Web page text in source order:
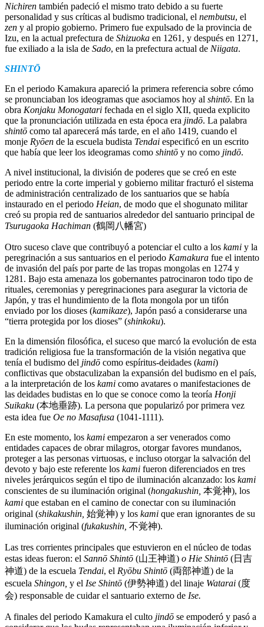
Nichiren también padeció el mismo trato debido a su fuerte
personalidad y sus críticas al budismo tradicional, el nembutsu, el
zen y al propio gobierno. Primero fue expulsado de la provincia de
Izu, en la actual prefectura de Shizuoka en 1261, y después en 1271,
fue exiliado a la isla de Sado, en la prefectura actual de Niigata.
SHINTŌ
En el periodo Kamakura apareció la primera referencia sobre cómo
se pronunciaban los ideogramas que asociamos hoy al shintō. En la
obra Konjaku Monogatari fechada en el siglo XII, queda explicito
que la pronunciación utilizada en esta época era jindō. La palabra
shintō como tal aparecerá más tarde, en el año 1419, cuando el
monje Ryōen de la escuela budista Tendai especificó en un escrito
que había que leer los ideogramas como shintō y no como jindō.
A nivel institucional, la división de poderes que se creó en este
periodo entre la corte imperial y gobierno militar fracturó el sistema
de administración centralizado de los santuarios que se había
instaurado en el periodo Heian, de modo que el shogunato militar
creó su propia red de santuarios alrededor del santuario principal de
Tsurugaoka Hachiman (鶴岡八幡宮)
Otro suceso clave que contribuyó a potenciar el culto a los kami y la
peregrinación a sus santuarios en el periodo Kamakura fue el intento
de invasión del país por parte de las tropas mongolas en 1274 y
1281. Bajo esta amenaza los gobernantes patrocinaron todo tipo de
rituales, ceremonias y peregrinaciones para asegurar la victoria de
Japón, y tras el hundimiento de la flota mongola por un tifón
enviado por los dioses (kamikaze), Japón pasó a considerarse una
“tierra protegida por los dioses” (shinkoku).
En la dimensión filosófica, el suceso que marcó la evolución de esta
tradición religiosa fue la transformación de la visión negativa que
tenía el budismo del jindō como espíritus-deidades (kami)
conflictivas que obstaculizaban la expansión del budismo en el país,
a la interpretación de los kami como avatares o manifestaciones de
las deidades budistas en lo que se conoce como la teoría Honji
Suikaku (本地垂跡). La persona que popularizó por primera vez
esta idea fue Oe no Masafusa (1041-1111).
En este momento, los kami empezaron a ser venerados como
entidades capaces de obrar milagros, otorgar favores mundanos,
proteger a las personas virtuosas, e incluso otorgar la salvación del
devoto y bajo este referente los kami fueron diferenciados en tres
niveles jerárquicos según el tipo de iluminación alcanzado: los kami
conscientes de su iluminación original (hongakushin, 本覚神), los
kami que estaban en el camino de conectar con su iluminación
original (shikakushin, 始覚神) y los kami que eran ignorantes de su
iluminación original (fukakushin, 不覚神).
Las tres corrientes principales que estuvieron en el núcleo de todas
estas ideas fueron: el Sannō Shintō (山王神道) o Hie Shintō (日吉
神道) de la escuela Tendai, el Ryōbu Shintō (両部神道) de la
escuela Shingon, y el Ise Shintō (伊勢神道) del linaje Watarai (度
会) responsable de cuidar el santuario externo de Ise.
A finales del periodo Kamakura el culto jindō se empoderó y pasó a